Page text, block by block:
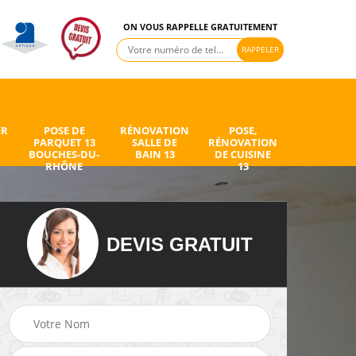
ON VOUS RAPPELLE GRATUITEMENT
POSE DE
PARQUET 13
BOUCHES-DU-
RHÔNE
RÉNOVATION
SALLE DE
BAIN 13
POSE,
RÉNOVATION
DE CUISINE
13
Electricien 13
DEVIS GRATUIT